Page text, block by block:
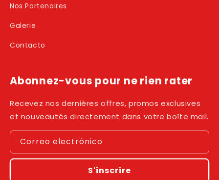
Nos Partenaires
Galerie
Contacto
Abonnez-vous pour ne rien rater
Recevez nos dernières offres, promos exclusives
et nouveautés directement dans votre boîte mail.
Correo electrónico
S'inscrire